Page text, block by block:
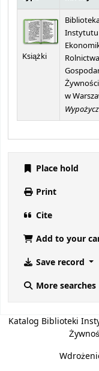
Książki
Instytutu
w
Place hold
Print
Cite
Add to your
Save record
More searches
Katalog Biblioteki